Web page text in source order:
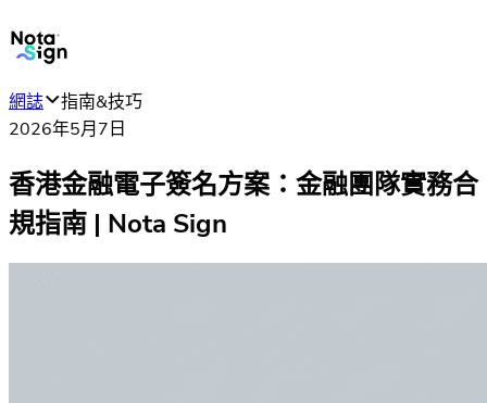
網誌
指南&技巧
2026年5月7日
香港金融電子簽名方案：金融團隊實務合
規指南 | Nota Sign